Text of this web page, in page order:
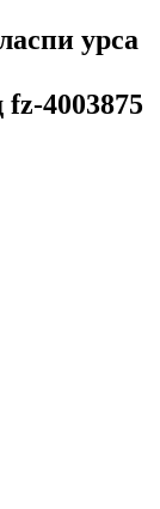
урса
fz-4003875